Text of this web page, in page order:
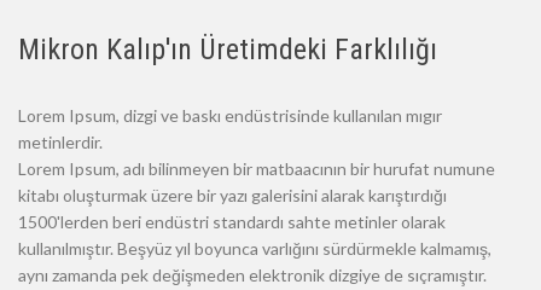
Mikron Kalıp'ın Üretimdeki Farklılığı
Lorem Ipsum, dizgi ve baskı endüstrisinde kullanılan mıgır
metinlerdir.
Lorem Ipsum, adı bilinmeyen bir matbaacının bir hurufat numune
kitabı oluşturmak üzere bir yazı galerisini alarak karıştırdığı
1500'lerden beri endüstri standardı sahte metinler olarak
kullanılmıştır. Beşyüz yıl boyunca varlığını sürdürmekle kalmamış,
aynı zamanda pek değişmeden elektronik dizgiye de sıçramıştır.